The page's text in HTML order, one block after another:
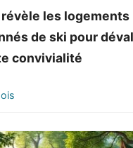
les
de ski pour
convivialité